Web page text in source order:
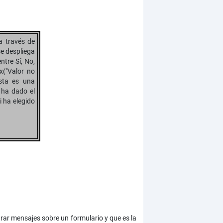
través de
despliega
Sí, No,
no
es una
dado el
ha elegido
mensajes sobre un formulario y que es la